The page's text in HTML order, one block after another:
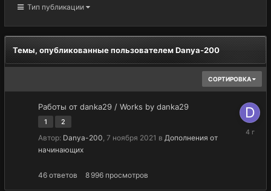
Тип публикации
Темы, опубликованные пользователем Danya-200
СОРТИРОВКА
Работы от danka29 / Works by danka29
1 2
Автор: Danya-200, 7 ноября 2021 в Дополнения от
начинающих
46 ответов 8 996 просмотров